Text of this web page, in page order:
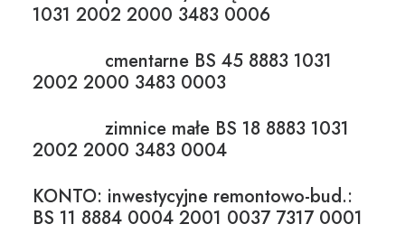
1031 2002 2000 3483 0006
cmentarne BS 45 8883 1031
2002 2000 3483 0003
zimnice małe BS 18 8883 1031
2002 2000 3483 0004
KONTO: inwestycyjne remontowo-bud.:
BS 11 8884 0004 2001 0037 7317 0001